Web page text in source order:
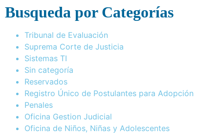
Busqueda por Categorías
Tribunal de Evaluación
Suprema Corte de Justicia
Sistemas TI
Sin categoría
Reservados
Registro Único de Postulantes para Adopción
Penales
Oficina Gestion Judicial
Oficina de Niños, Niñas y Adolescentes